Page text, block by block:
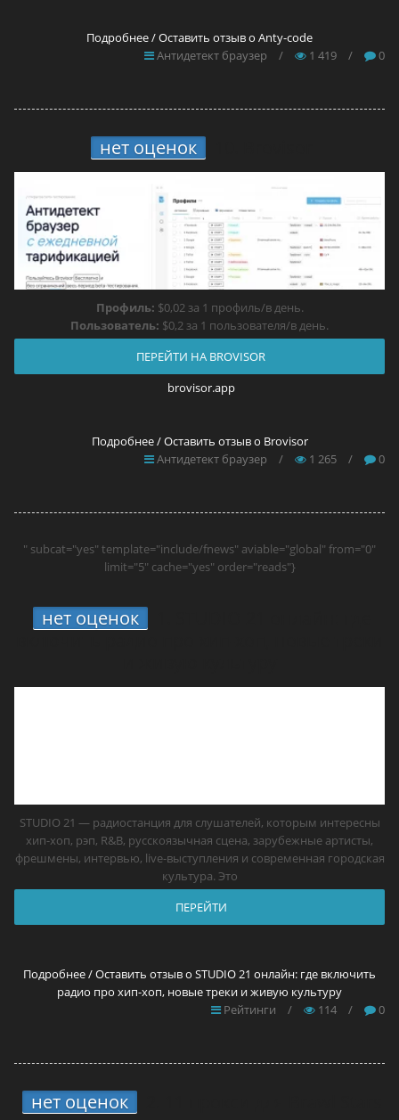
Подробнее / Оставить отзыв о Anty-code
Антидетект браузер
/ 1 419 / 0
нет оценок
Профиль: $0,02 за 1 профиль/в день.
Пользователь: $0,2 за 1 пользователя/в день.
ПЕРЕЙТИ НА BROVISOR
brovisor.app
Подробнее / Оставить отзыв о Brovisor
Антидетект браузер
/ 1 265 / 0
" subcat="yes" template="include/fnews" aviable="global" from="0"
limit="5" cache="yes" order="reads"}
нет оценок
STUDIO 21 — радиостанция для слушателей, которым интересны
хип-хоп, рэп, R&B, русскоязычная сцена, зарубежные артисты,
фрешмены, интервью, live-выступления и современная городская
культура. Это
ПЕРЕЙТИ
Подробнее / Оставить отзыв о STUDIO 21 онлайн: где включить
радио про хип-хоп, новые треки и живую культуру
Рейтинги
/ 114 / 0
нет оценок